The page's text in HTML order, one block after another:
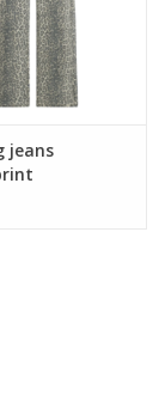
jeans